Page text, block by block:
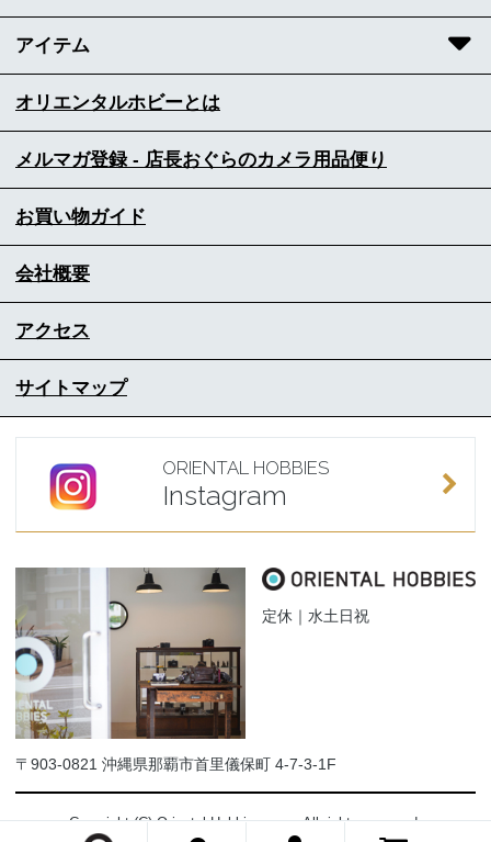
アイテム
オリエンタルホビーとは
メルマガ登録 - 店長おぐらのカメラ用品便り
お買い物ガイド
会社概要
アクセス
サイトマップ
ORIENTAL HOBBIES
Instagram
定休｜水土日祝
〒903-0821 沖縄県那覇市首里儀保町 4-7-3-1F
Copyright (C) Oriental-Hobbies.com. All rights reserved.